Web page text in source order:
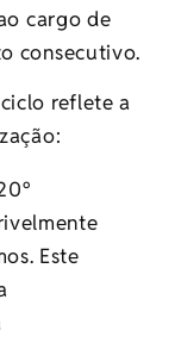
cargo de
consecutivo.
reflete a
Este